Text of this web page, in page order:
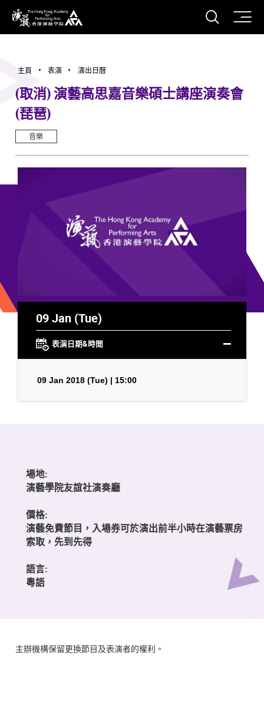
香港演藝學院
打開
主頁 表演 演出日曆
(取消) 演藝高思嘉音樂碩士講座演奏會
(琵琶)
音樂
09 Jan (Tue)
表演日期&時間
09 Jan 2018 (Tue) | 15:00
場地:
演藝學院友誼社演奏廳
價格:
演藝免費節目，入場券可於演出前半小時在演藝票房
索取，先到先得
語言:
粵語
主辦機構保留更換節目及表演者的權利。